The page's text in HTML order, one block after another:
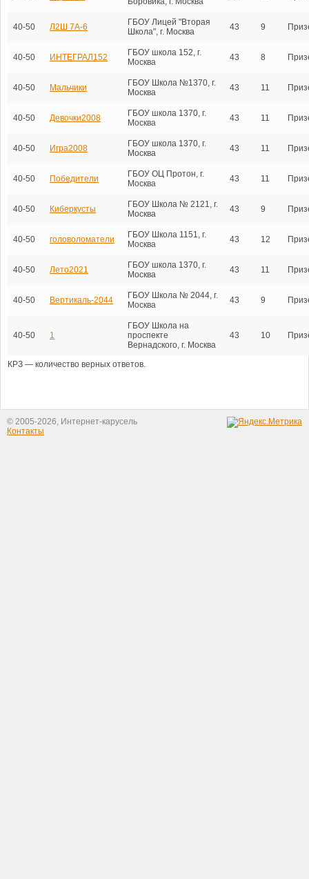
40-50 Л2Ш 7А-6
ГБОУ Лицей "Вторая
Школа", г. Москва
43 9
40-50 ИНТЕГРАЛ152
ГБОУ школа 152, г.
Москва
43 8
40-50 Мальчики
ГБОУ Школа №1370, г.
Москва
43 11
40-50 Девочки2008
ГБОУ школа 1370, г.
Москва
43 11
40-50 Игра2008
ГБОУ школа 1370, г.
Москва
43 11
40-50 Победители
ГБОУ ОЦ Протон, г.
Москва
43 11
40-50 Киберкусты
ГБОУ Школа № 2121, г.
Москва
43 9
40-50 головоломатели
ГБОУ Школа 1151, г.
Москва
43 12
40-50 Лето2021
ГБОУ школа 1370, г.
Москва
43 11
40-50 Вертикаль-2044
ГБОУ Школа № 2044, г.
Москва
43 9
40-50 1
ГБОУ Школа на
проспекте
Вернадского, г. Москва
43 10
КРЗ — количество верных ответов.
© 2005-2026, Интернет-карусель
Контакты